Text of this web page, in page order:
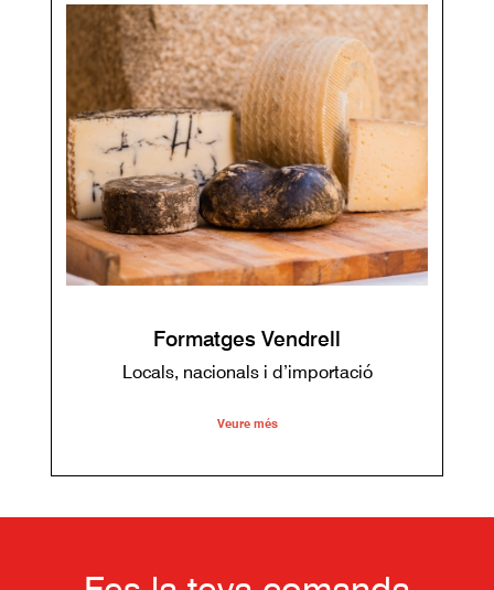
Formatges Vendrell
Locals, nacionals i d’importació
Veure més